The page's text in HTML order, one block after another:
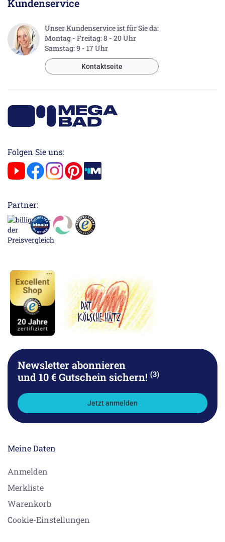
Kundenservice
Unser Kundenservice ist für Sie da:
Montag - Freitag: 8 - 20 Uhr
Samstag: 9 - 17 Uhr
Kontaktseite
Folgen Sie uns:
Partner:
Newsletter abonnieren
und 10 € Gutschein sichern! (3)
Jetzt anmelden
Meine Daten
Anmelden
Merkliste
Warenkorb
Cookie-Einstellungen